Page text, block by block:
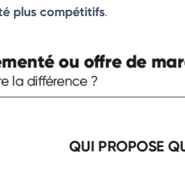
plus compétitifs.